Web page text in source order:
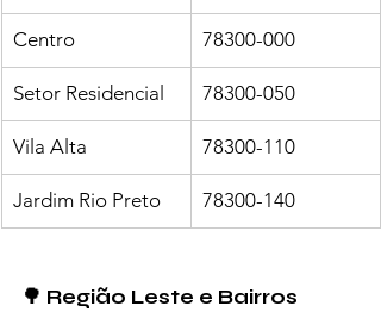
Centro 78300-000
Setor Residencial 78300-050
Vila Alta 78300-110
Jardim Rio Preto 78300-140
🌳 Região Leste e Bairros